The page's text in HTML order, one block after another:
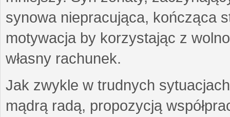
synowa niepracująca, kończąca
motywacja by korzystając z
własny rachunek.
Jak zwykle w trudnych
mądrą radą, propozycją